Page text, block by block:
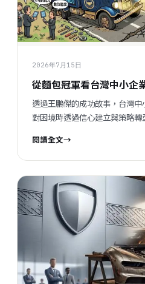
2026年7月15日
從麵包冠軍看台灣中小企
透過王鵬傑的成功故事，台灣
對困境時透過信心建立與策略轉
閱讀全文→